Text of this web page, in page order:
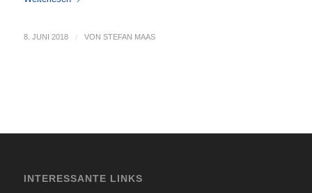
8. JUNI 2018 / VON STEFAN MAAS
INTERESSANTE LINKS